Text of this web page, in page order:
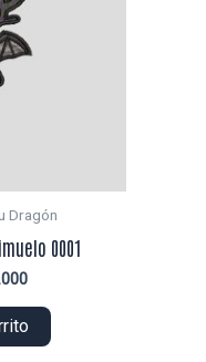
Dragón
0001
El
actual
es: